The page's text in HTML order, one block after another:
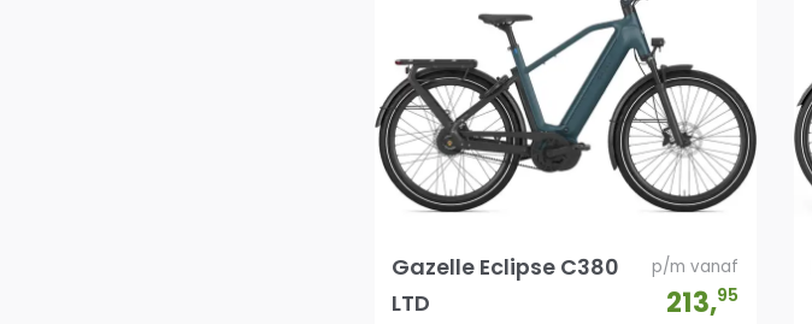
Gazelle Eclipse C380
LTD
p/m vanaf
213,95